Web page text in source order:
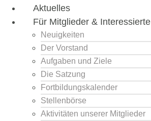
Aktuelles
Für Mitglieder & Interessierte
Neuigkeiten
Der Vorstand
Aufgaben und Ziele
Die Satzung
Fortbildungskalender
Stellenbörse
Aktivitäten unserer Mitglieder